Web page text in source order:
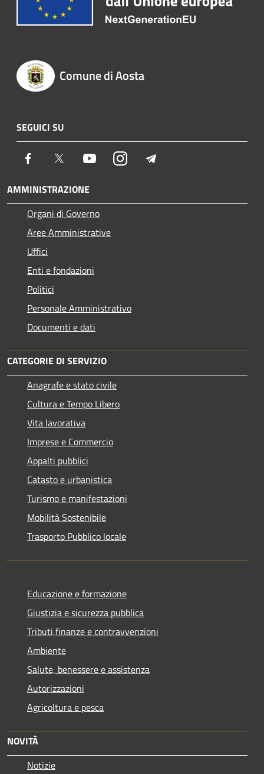
Comune di Aosta
SEGUICI SU
Facebook Twitter YoutubeInstagram
AMMINISTRAZIONE
Organi di Governo
Aree Amministrative
Uffici
Enti e fondazioni
Politici
Personale Amministrativo
Documenti e dati
CATEGORIE DI SERVIZIO
Anagrafe e stato civile
Cultura e Tempo Libero
Vita lavorativa
Imprese e Commercio
Appalti pubblici
Catasto e urbanistica
Turismo e manifestazioni
Mobilità Sostenibile
Trasporto Pubblico locale
Educazione e formazione
Giustizia e sicurezza pubblica
Tributi,finanze e contravvenzioni
Ambiente
Salute, benessere e assistenza
Autorizzazioni
Agricoltura e pesca
NOVITÀ
Notizie